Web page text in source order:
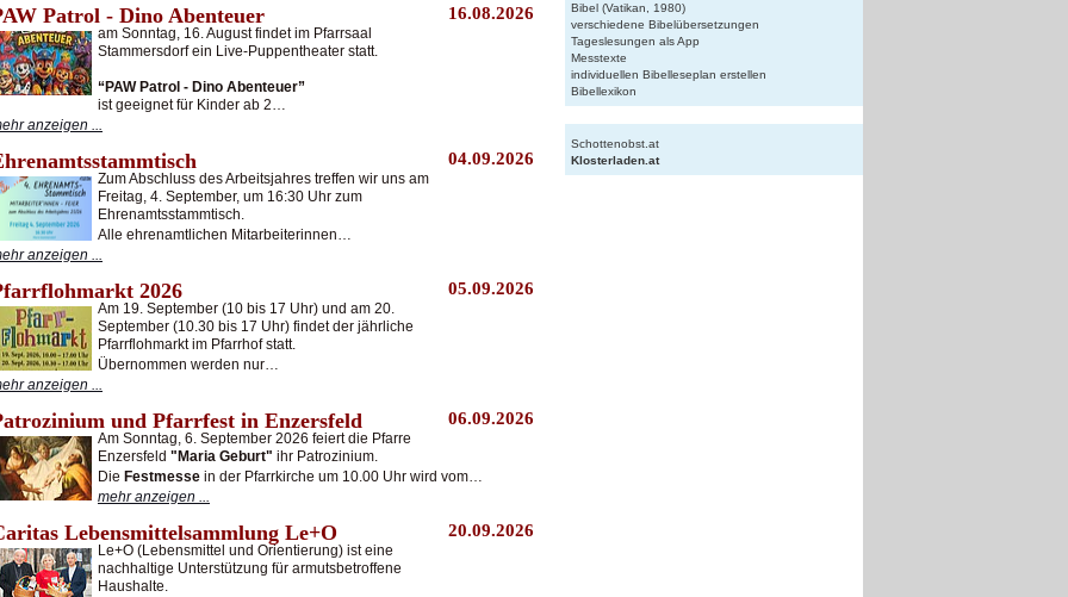
16.08.2026
Patrol - Dino Abenteuer
am Sonntag, 16. August findet im Pfarrsaal
Stammersdorf ein Live-Puppentheater statt.
“PAW Patrol - Dino Abenteuer”
ist geeignet für Kinder ab 2…
anzeigen ...
04.09.2026
Zum Abschluss des Arbeitsjahres treffen wir uns am
Freitag, 4. September, um 16:30 Uhr zum
Ehrenamtsstammtisch.
Alle ehrenamtlichen Mitarbeiterinnen…
anzeigen ...
05.09.2026
2026
Am 19. September (10 bis 17 Uhr) und am 20.
September (10.30 bis 17 Uhr) findet der jährliche
Pfarrflohmarkt im Pfarrhof statt.
Übernommen werden nur…
anzeigen ...
06.09.2026
und Pfarrfest in Enzersfeld
Am Sonntag, 6. September 2026 feiert die Pfarre
Enzersfeld "Maria Geburt" ihr Patrozinium.
Die Festmesse in der Pfarrkirche um 10.00 Uhr wird vom…
mehr anzeigen ...
20.09.2026
Lebensmittelsammlung Le+O
Le+O (Lebensmittel und Orientierung) ist eine
nachhaltige Unterstützung für armutsbetroffene
Haushalte.
Bibel (Vatikan, 1980)
verschiedene Bibelübersetzungen
Tageslesungen als App
Messtexte
individuellen Bibelleseplan erstellen
Bibellexikon
Schottenobst.at
Klosterladen.at